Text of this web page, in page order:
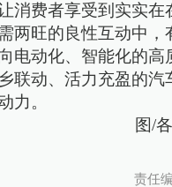
消费者享受到实实在
两旺的良性互动中，
电动化、智能化的高
联动、活力充盈的汽
力。
图/
责任